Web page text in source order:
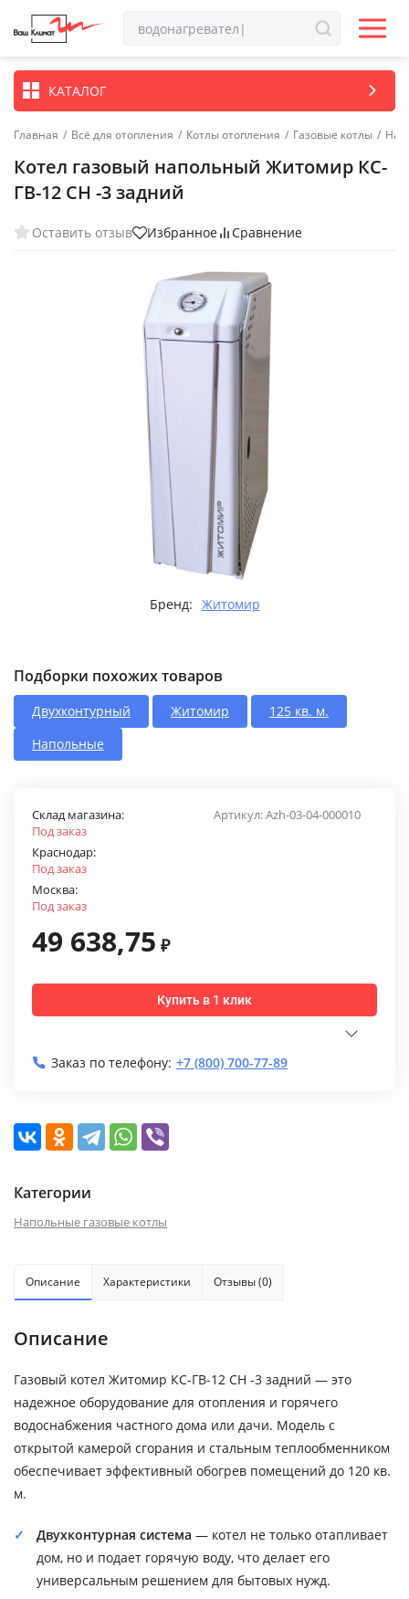
КАТАЛОГ
Главная / Всё для отопления / Котлы отопления / Газовые котлы /
Котел газовый напольный Житомир КС-
ГВ-12 СН -3 задний
Оставить отзыв Избранное Сравнение
Бренд: Житомир
Подборки похожих товаров
Двухконтурный Житомир
125 кв. м.
Напольные
Артикул:Azh-03-04-000010
Склад магазина:
Под заказ
Краснодар:
Под заказ
Москва:
Под заказ
49 638,75 ₽
Купить в 1 клик
Заказ по телефону: +7 (800) 700-77-89
Категории
Напольные газовые котлы
Описание Характеристики Отзывы (0)
Описание
Газовый котел Житомир КС-ГВ-12 СН -3 задний — это
надежное оборудование для отопления и горячего
водоснабжения частного дома или дачи. Модель с
открытой камерой сгорания и стальным теплообменником
обеспечивает эффективный обогрев помещений до 120 кв.
м.
Двухконтурная система — котел не только отапливает
дом, но и подает горячую воду, что делает его
универсальным решением для бытовых нужд.